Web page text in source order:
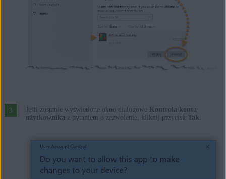
Jeśli zostanie wyświetlone okno dialogowe Kontrola konta
użytkownika z pytaniem o zezwolenie, kliknij przycisk Tak